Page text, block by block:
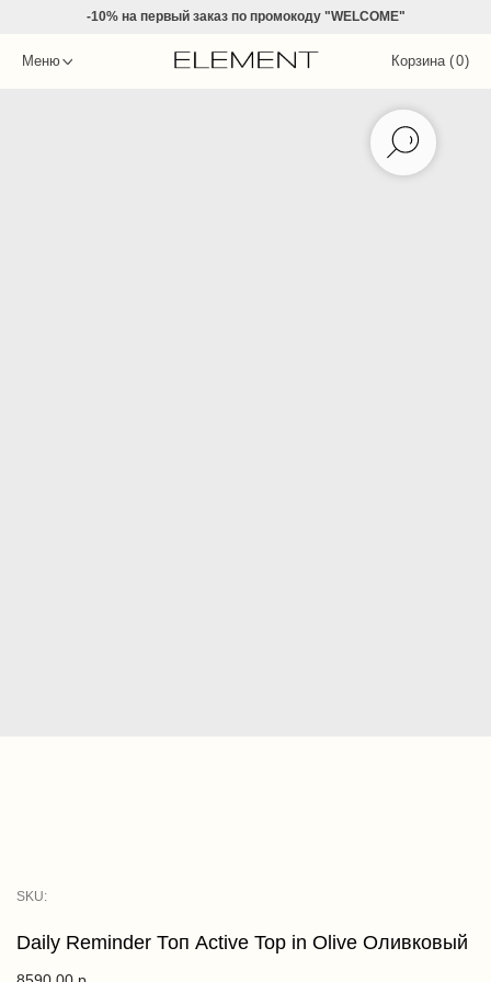
-10% напервый заказ по промокоду "WELCOME"
Корзина (
Меню )
0
Daily Reminder Топ Active Top in Olive Оливковый
SKU: